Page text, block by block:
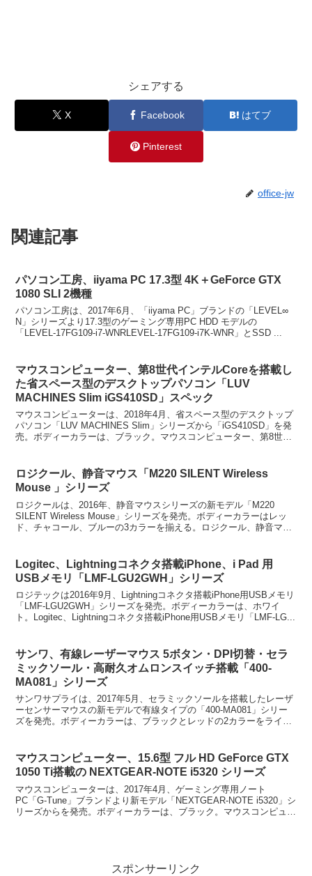
シェアする
X Facebook はてブ
Pinterest
office-jw
関連記事
パソコン工房、iiyama PC 17.3型 4K＋GeForce GTX
1080 SLI 2機種
パソコン工房は、2017年6月、「iiyama PC」ブランドの「LEVEL∞
N」シリーズより17.3型のゲーミング専用PC HDD モデルの
「LEVEL-17FG109-i7-WNRLEVEL-17FG109-i7K-WNR」とSSD ...
マウスコンピューター、第8世代インテルCoreを搭載し
た省スペース型のデスクトップパソコン「LUV
MACHINES Slim iGS410SD」スペック
マウスコンピューターは、2018年4月、省スペース型のデスクトップ
パソコン「LUV MACHINES Slim」シリーズから「iGS410SD」を発
売。ボディーカラーは、ブラック。マウスコンピューター、第8世代
ロジクール、静音マウス「M220 SILENT Wireless
Mouse 」シリーズ
ロジクールは、2016年、静音マウスシリーズの新モデル「M220
SILENT Wireless Mouse」シリーズを発売。ボディーカラーはレッ
ド、チャコール、ブルーの3カラーを揃える。ロジクール、静音マウ
Logitec、Lightningコネクタ搭載iPhone、i Pad 用
USBメモリ「LMF-LGU2GWH」シリーズ
ロジテックは2016年9月、Lightningコネクタ搭載iPhone用USBメモリ
「LMF-LGU2GWH」シリーズを発売。ボディーカラーは、ホワイ
ト。Logitec、Lightningコネクタ搭載iPhone用USBメモリ「LMF-LG...
サンワ、有線レーザーマウス 5ボタン・DPI切替・セラ
ミックソール・高耐久オムロンスイッチ搭載「400-
MA081」シリーズ
サンワサプライは、2017年5月、セラミックソールを搭載したレーザ
ーセンサーマウスの新モデルで有線タイプの「400-MA081」シリー
ズを発売。ボディーカラーは、ブラックとレッドの2カラーをライン
マウスコンピューター、15.6型 フル HD GeForce GTX
1050 Ti搭載の NEXTGEAR-NOTE i5320 シリーズ
マウスコンピューターは、2017年4月、ゲーミング専用ノート
PC「G-Tune」ブランドより新モデル「NEXTGEAR-NOTE i5320」シ
リーズからを発売。ボディーカラーは、ブラック。マウスコンピュー
スポンサーリンク